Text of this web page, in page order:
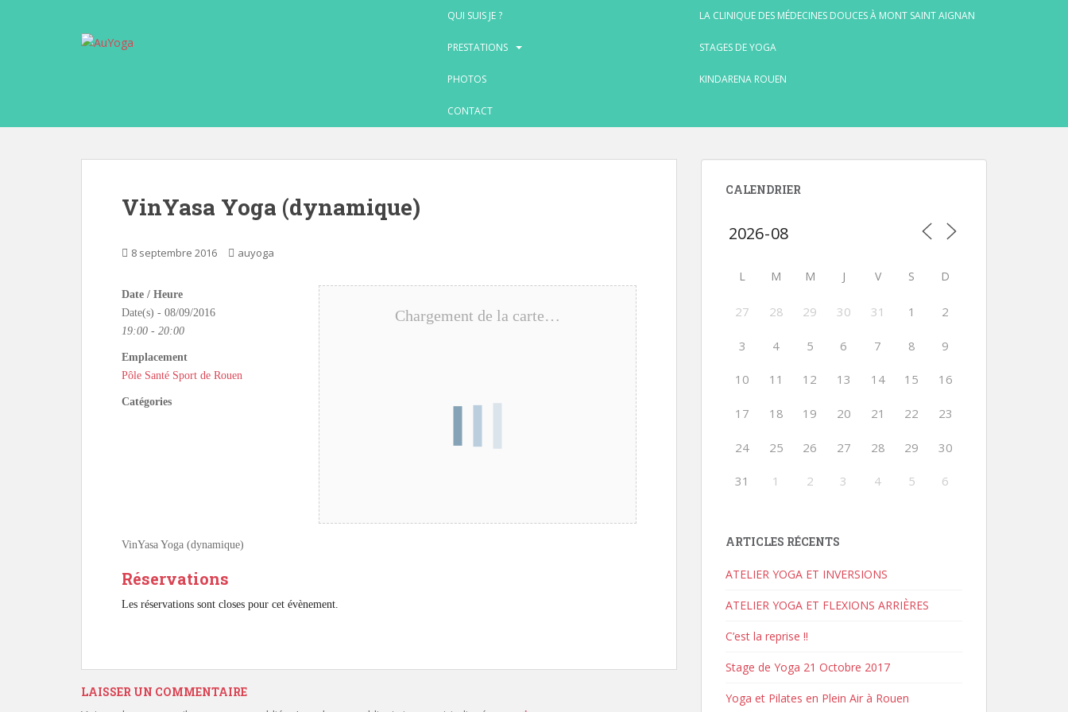
QUI SUIS JE ?
PRESTATIONS
PHOTOS
CONTACT
LA CLINIQUE DES MÉDECINES DOUCES À MONT SAINT AIGNAN
STAGES DE YOGA
KINDARENA ROUEN
VinYasa Yoga (dynamique)
8 septembre 2016 auyoga
Chargement de la carte…
Date / Heure
Date(s) - 08/09/2016
19:00 - 20:00
Emplacement
Pôle Santé Sport de Rouen
Catégories
VinYasa Yoga (dynamique)
Réservations
Les réservations sont closes pour cet évènement.
LAISSER UN COMMENTAIRE
CALENDRIER
L M M J V S D
27 28 29 30 31 1 2
3 4 5 6 7 8 9
10 11 12 13 14 15 16
17 18 19 20 21 22 23
24 25 26 27 28 29 30
31 1 2 3 4 5 6
ARTICLES RÉCENTS
ATELIER YOGA ET INVERSIONS
ATELIER YOGA ET FLEXIONS ARRIÈRES
C’est la reprise !!
Stage de Yoga 21 Octobre 2017
Yoga et Pilates en Plein Air à Rouen